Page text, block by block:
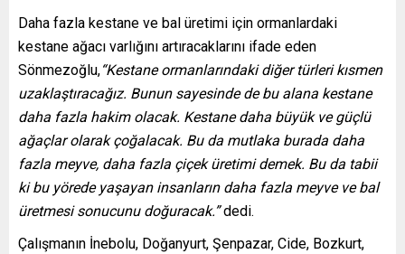
Daha fazla kestane ve bal üretimi için ormanlardaki
kestane ağacı varlığını artıracaklarını ifade eden
Sönmezoğlu,“Kestane ormanlarındaki diğer türleri kısmen
uzaklaştıracağız. Bunun sayesinde de bu alana kestane
daha fazla hakim olacak. Kestane daha büyük ve güçlü
ağaçlar olarak çoğalacak. Bu da mutlaka burada daha
fazla meyve, daha fazla çiçek üretimi demek. Bu da tabii
ki bu yörede yaşayan insanların daha fazla meyve ve bal
üretmesi sonucunu doğuracak.”dedi.
Çalışmanın İnebolu, Doğanyurt, Şenpazar, Cide, Bozkurt,